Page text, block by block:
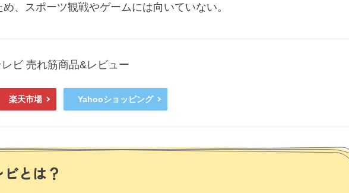
、スポーツ観戦やゲームには向いていない。
レビ 売れ筋商品&レビュー
楽天市場 Yahooショッピング
とは？